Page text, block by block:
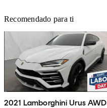
Recomendado para ti
2021 Lamborghini Urus AWD